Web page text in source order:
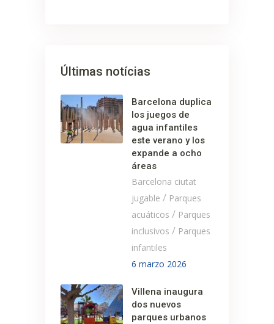
Últimas notícias
Barcelona duplica
los juegos de
agua infantiles
este verano y los
expande a ocho
áreas
Barcelona ciutat
jugable / Parques
acuáticos / Parques
inclusivos / Parques
infantiles
6 marzo 2026
Villena inaugura
dos nuevos
parques urbanos